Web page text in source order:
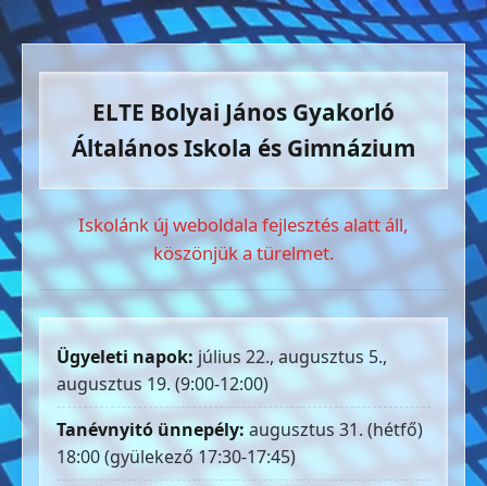
ELTE Bolyai János Gyakorló
Általános Iskola és Gimnázium
Iskolánk új weboldala fejlesztés alatt áll,
köszönjük a türelmet.
Ügyeleti napok: július 22., augusztus 5.,
augusztus 19. (9:00-12:00)
Tanévnyitó ünnepély: augusztus 31. (hétfő)
18:00 (gyülekező 17:30-17:45)